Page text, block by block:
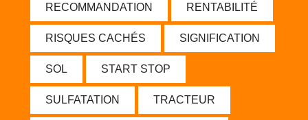
RECOMMANDATION RENTABILITÉ
RISQUES CACHÉS SIGNIFICATION
SOL START STOP
SULFATATION TRACTEUR